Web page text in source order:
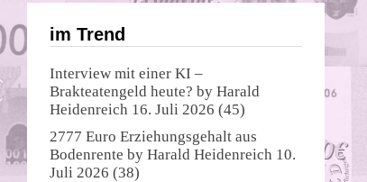
im Trend
Interview mit einer KI –
Brakteatengeld heute? by Harald
Heidenreich 16. Juli 2026 (45)
2777 Euro Erziehungsgehalt aus
Bodenrente by Harald Heidenreich 10.
Juli 2026 (38)